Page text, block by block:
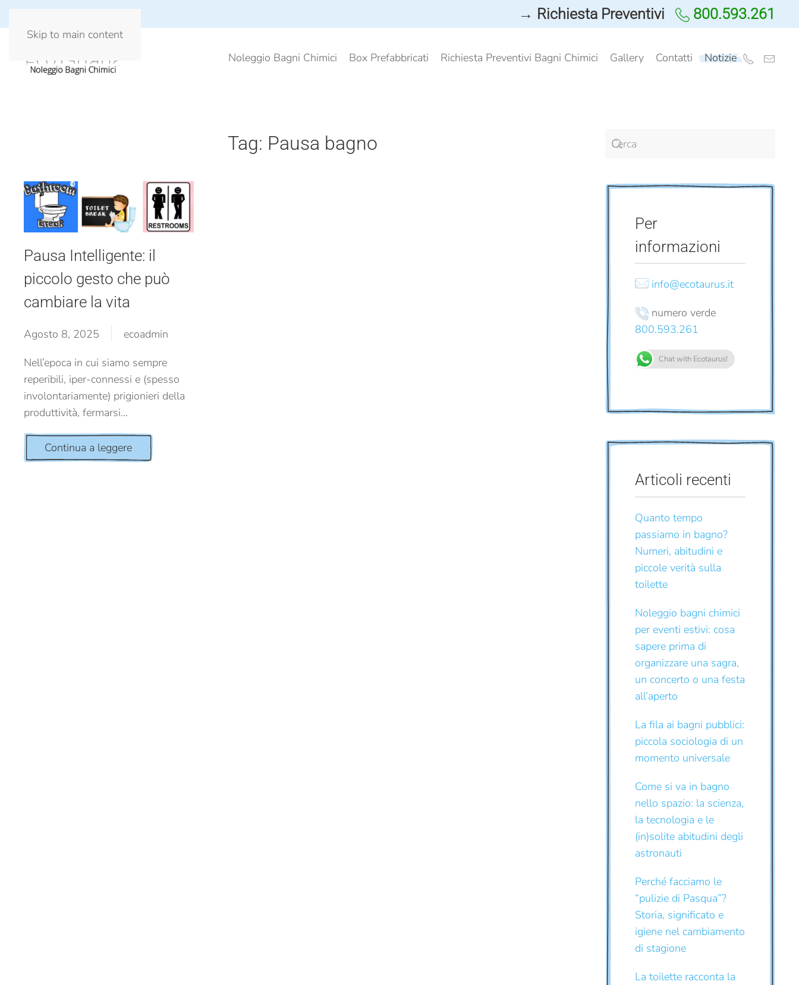
Skip to main content
→ Richiesta Preventivi 800.593.261
Noleggio Bagni Chimici Box Prefabbricati Richiesta Preventivi Bagni Chimici Gallery Contatti Notizie
Tag: Pausa bagno
Pausa Intelligente: il
piccolo gesto che può
cambiare la vita
Agosto 8, 2025
ecoadmin
Nell’epoca in cui siamo sempre
reperibili, iper-connessi e (spesso
involontariamente) prigionieri della
produttività, fermarsi...
Continua a leggere
Per
informazioni
info@ecotaurus.it
numero verde
800.593.261
Chat with Ecotaurus!
Articoli recenti
Quanto tempo
passiamo in bagno?
Numeri, abitudini e
piccole verità sulla
toilette
Noleggio bagni chimici
per eventi estivi: cosa
sapere prima di
organizzare una sagra,
un concerto o una festa
all’aperto
La fila ai bagni pubblici:
piccola sociologia di un
momento universale
Come si va in bagno
nello spazio: la scienza,
la tecnologia e le
(in)solite abitudini degli
astronauti
Perché facciamo le
“pulizie di Pasqua”?
Storia, significato e
igiene nel cambiamento
di stagione
La toilette racconta la